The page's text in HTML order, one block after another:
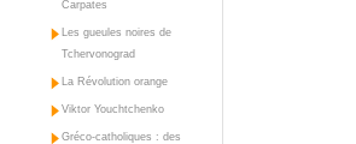
Carpates
Les gueules noires de
Tchervonograd
La Révolution orange
Viktor Youchtchenko
Gréco-catholiques : des